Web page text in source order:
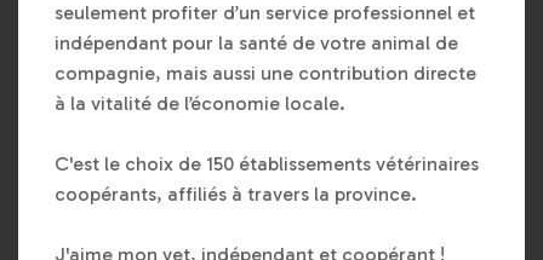
seulement profiter d’un service professionnel et
indépendant pour la santé de votre animal de
compagnie, mais aussi une contribution directe
à la vitalité de l’économie locale.
C'est le choix de 150 établissements vétérinaires
coopérants, affiliés à travers la province.
J'aime mon vet, indépendant et coopérant !